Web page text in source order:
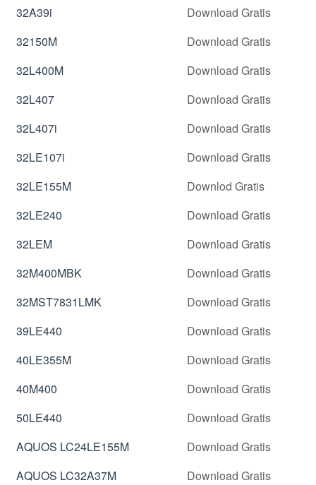
32A39i
Download Gratis
32150M
Download Gratis
32L400M
Download Gratis
32L407
Download Gratis
32L407i
Download Gratis
32LE107i
Download Gratis
32LE155M
Downlod Gratis
32LE240
Download Gratis
32LEM
Download Gratis
32M400MBK
Download Gratis
32MST7831LMK
Download Gratis
39LE440
Download Gratis
40LE355M
Download Gratis
40M400
Download Gratis
50LE440
Download Gratis
AQUOS LC24LE155M
Download Gratis
AQUOS LC32A37M
Download Gratis